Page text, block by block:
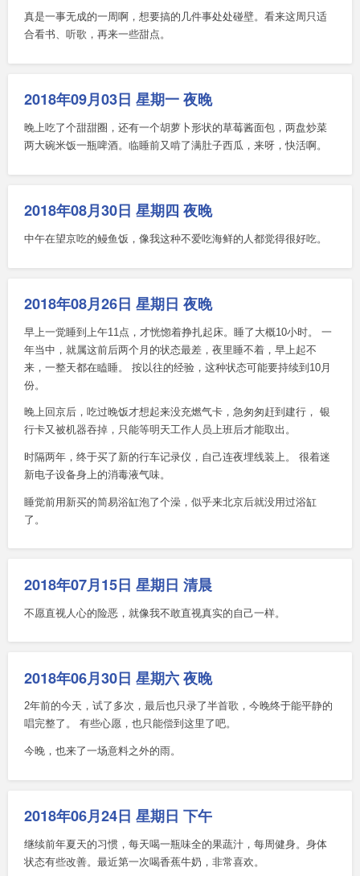
真是一事无成的一周啊，想要搞的几件事处处碰壁。看来这周只适
合看书、听歌，再来一些甜点。
2018年09月03日 星期一 夜晚
晚上吃了个甜甜圈，还有一个胡萝卜形状的草莓酱面包，两盘炒菜
两大碗米饭一瓶啤酒。临睡前又啃了满肚子西瓜，来呀，快活啊。
2018年08月30日 星期四 夜晚
中午在望京吃的鳗鱼饭，像我这种不爱吃海鲜的人都觉得很好吃。
2018年08月26日 星期日 夜晚
早上一觉睡到上午11点，才恍惚着挣扎起床。睡了大概10小时。 一
年当中，就属这前后两个月的状态最差，夜里睡不着，早上起不
来，一整天都在瞌睡。 按以往的经验，这种状态可能要持续到10月
份。
晚上回京后，吃过晚饭才想起来没充燃气卡，急匆匆赶到建行， 银
行卡又被机器吞掉，只能等明天工作人员上班后才能取出。
时隔两年，终于买了新的行车记录仪，自己连夜埋线装上。 很着迷
新电子设备身上的消毒液气味。
睡觉前用新买的简易浴缸泡了个澡，似乎来北京后就没用过浴缸
了。
2018年07月15日 星期日 清晨
不愿直视人心的险恶，就像我不敢直视真实的自己一样。
2018年06月30日 星期六 夜晚
2年前的今天，试了多次，最后也只录了半首歌，今晚终于能平静的
唱完整了。 有些心愿，也只能偿到这里了吧。
今晚，也来了一场意料之外的雨。
2018年06月24日 星期日 下午
继续前年夏天的习惯，每天喝一瓶味全的果蔬汁，每周健身。身体
状态有些改善。最近第一次喝香蕉牛奶，非常喜欢。